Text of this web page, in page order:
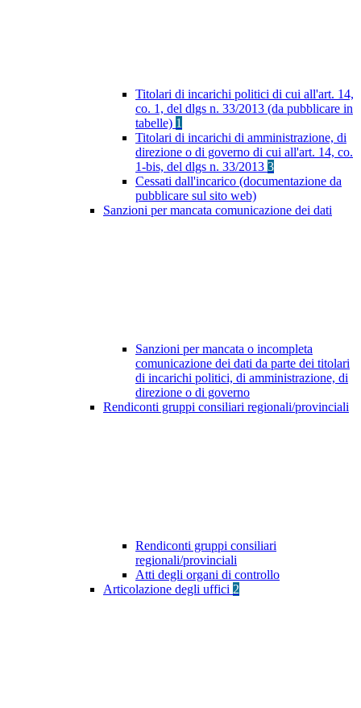
Titolari di incarichi politici di cui all'art. 14,
co. 1, del dlgs n. 33/2013 (da pubblicare in
tabelle) 1
Titolari di incarichi di amministrazione, di
direzione o di governo di cui all'art. 14, co.
1-bis, del dlgs n. 33/2013 3
Cessati dall'incarico (documentazione da
pubblicare sul sito web)
Sanzioni per mancata comunicazione dei dati
Sanzioni per mancata o incompleta
comunicazione dei dati da parte dei titolari
di incarichi politici, di amministrazione, di
direzione o di governo
Rendiconti gruppi consiliari regionali/provinciali
Rendiconti gruppi consiliari
regionali/provinciali
Atti degli organi di controllo
Articolazione degli uffici 2